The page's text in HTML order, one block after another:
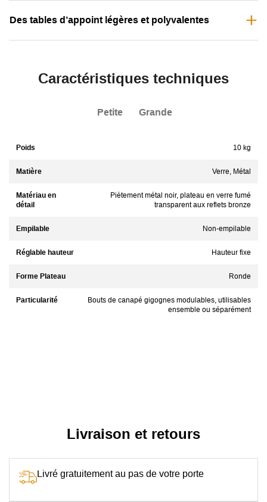
Des tables d’appoint légères et polyvalentes
Caractéristiques techniques
Petite Grande
Poids 10 kg
Matière Verre, Métal
Matériau en
détail
Piètement métal noir, plateau en verre fumé
transparent aux reflets bronze
Empilable Non-empilable
Réglable hauteur Hauteur fixe
Forme Plateau Ronde
Particularité
Bouts de canapé gigognes modulables, utilisables
ensemble ou séparément
Livraison et retours
Livré gratuitement au pas de votre porte